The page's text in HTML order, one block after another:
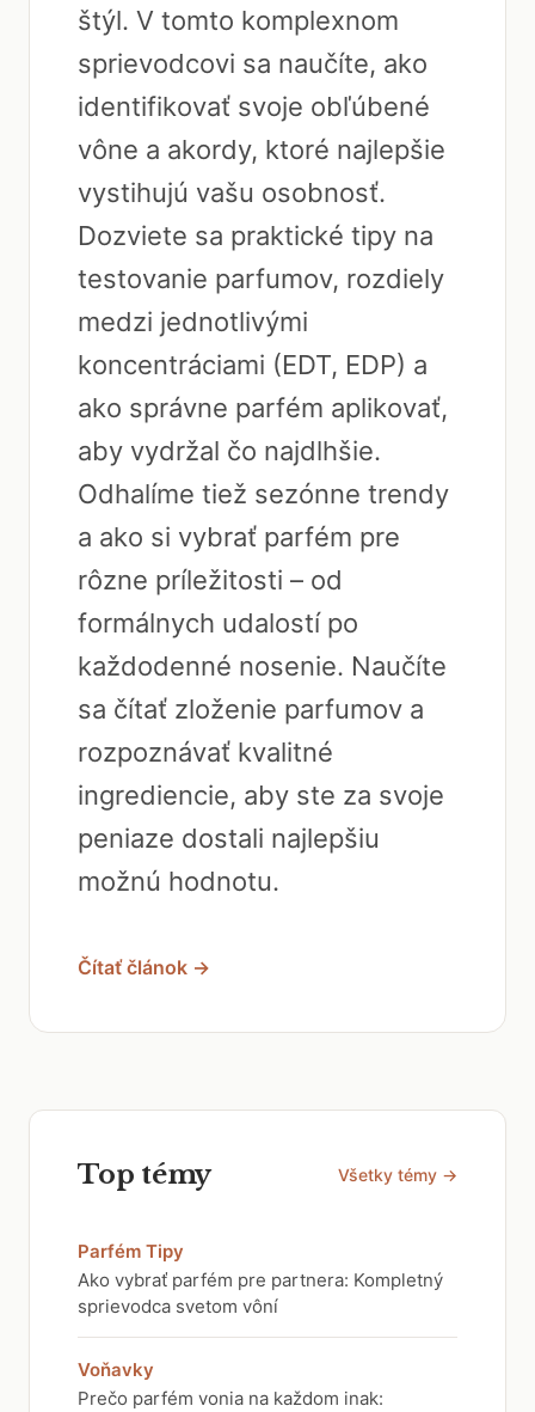
štýl. V tomto komplexnom
sprievodcovi sa naučíte, ako
identifikovať svoje obľúbené
vône a akordy, ktoré najlepšie
vystihujú vašu osobnosť.
Dozviete sa praktické tipy na
testovanie parfumov, rozdiely
medzi jednotlivými
koncentráciami (EDT, EDP) a
ako správne parfém aplikovať,
aby vydržal čo najdlhšie.
Odhalíme tiež sezónne trendy
a ako si vybrať parfém pre
rôzne príležitosti – od
formálnych udalostí po
každodenné nosenie. Naučíte
sa čítať zloženie parfumov a
rozpoznávať kvalitné
ingrediencie, aby ste za svoje
peniaze dostali najlepšiu
možnú hodnotu.
Čítať článok →
Top témy Všetky témy →
Parfém Tipy
Ako vybrať parfém pre partnera: Kompletný
sprievodca svetom vôní
Voňavky
Prečo parfém vonia na každom inak: